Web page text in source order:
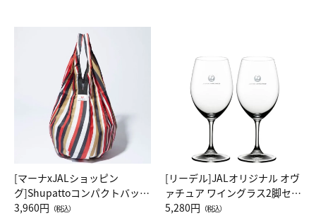
[マーナxJALショッピン
グ]Shupattoコンパクトバッグ
Drop JAL客室乗務員（LC）ス
3,960円 （税込）
[リーデル]JALオリジナル オヴ
ァチュア ワイングラス2脚セッ
ト（レッドワイン）
5,280円 （税込）